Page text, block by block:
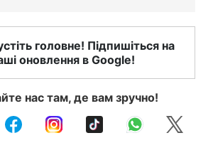
головне! Підпишіться на
оновлення в Google!
нас там, де вам зручно!